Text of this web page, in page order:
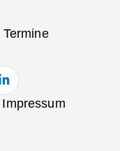
Termine
Impressum